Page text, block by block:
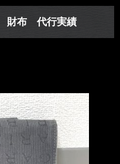
財布 代行実績